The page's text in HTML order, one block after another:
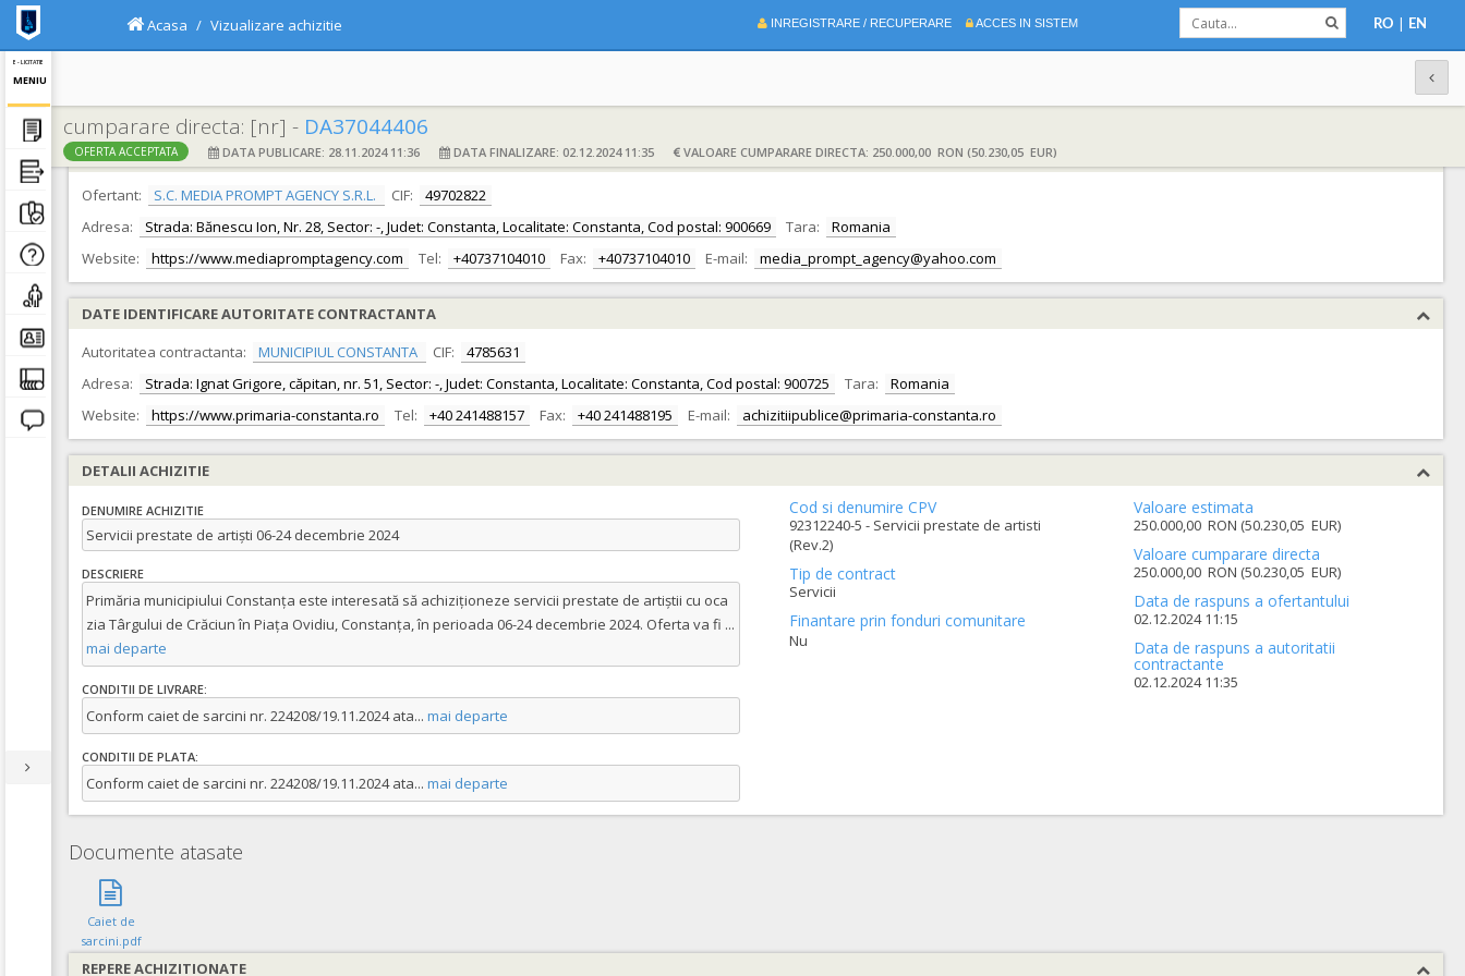
E - LICITATIE
MENIU
INREGISTRARE / RECUPERARE ACCES IN SISTEM RO | EN
Acasa Vizualizare achizitie
cumparare directa: [nr] - DA37044406
OFERTA ACCEPTATA DATA PUBLICARE: 28.11.2024 11:36 DATA FINALIZARE: 02.12.2024 11:35 VALOARE CUMPARARE DIRECTA: 250.000,00 RON (50.230,05 EUR)
DATE IDENTIFICARE OFERTANT
Ofertant:
S.C. MEDIA PROMPT AGENCY S.R.L. CIF:
49702822
Adresa:
Strada: Bănescu Ion, Nr. 28, Sector: -, Judet: Constanta, Localitate: Constanta, Cod postal: 900669 Tara:
Romania
Website:
https://www.mediapromptagency.com Tel: +40737104010 Fax: +40737104010 E-mail: media_prompt_agency@yahoo.com
DATE IDENTIFICARE AUTORITATE CONTRACTANTA
Autoritatea contractanta:
MUNICIPIUL CONSTANTA CIF:
4785631
Adresa:
Strada: Ignat Grigore, căpitan, nr. 51, Sector: -, Judet: Constanta, Localitate: Constanta, Cod postal: 900725 Tara:
Romania
Website:
https://www.primaria-constanta.ro Tel: +40 241488157 Fax: +40 241488195 E-mail: achizitiipublice@primaria-constanta.ro
DETALII ACHIZITIE
DENUMIRE ACHIZITIE
Servicii prestate de artiști 06-24 decembrie 2024
DESCRIERE
Primăria municipiului Constanța este interesată să achiziționeze servicii prestate de artiștii cu oca
zia Târgului de Crăciun în Piața Ovidiu, Constanța, în perioada 06-24 decembrie 2024. Oferta va fi ...
mai departe
CONDITII DE LIVRARE:
Conform caiet de sarcini nr. 224208/19.11.2024 ata... mai departe
CONDITII DE PLATA:
Conform caiet de sarcini nr. 224208/19.11.2024 ata... mai departe
Cod si denumire CPV
92312240-5 - Servicii prestate de artisti
(Rev.2)
Tip de contract
Servicii
Finantare prin fonduri comunitare
Nu
Valoare estimata
250.000,00 RON (50.230,05 EUR)
Valoare cumparare directa
250.000,00 RON (50.230,05 EUR)
Data de raspuns a ofertantului
02.12.2024 11:15
Data de raspuns a autoritatii
contractante
02.12.2024 11:35
Documente atasate
Caiet de
sarcini.pdf
REPERE ACHIZITIONATE